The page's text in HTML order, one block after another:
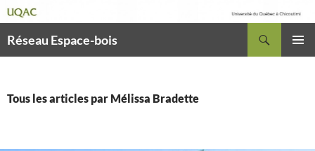
Réseau Espace-bois
Tous les articles par Mélissa Bradette